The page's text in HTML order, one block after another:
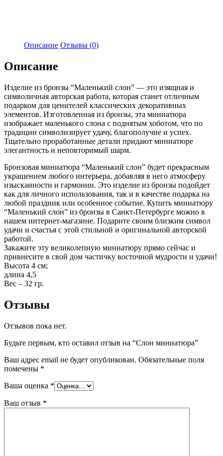
Описание Отзывы (0)
Описание
Изделие из бронзы “Маленький слон” — это изящная и
символичная авторская работа, которая станет отличным
подарком для ценителей классических декоративных
элементов. Изготовленная из бронзы, эта миниатюра
изображает маленького слона с поднятым хоботом, что по
традиции символизирует удачу, благополучие и успех.
Тщательно проработанные детали придают миниатюре
элегантность и неповторимый шарм.
Бронзовая миниатюра “Маленький слон” будет прекрасным
украшением любого интерьера, добавляя в него атмосферу
изысканности и гармонии. Это изделие из бронзы подойдет
как для личного использования, так и в качестве подарка на
любой праздник или особенное событие. Купить миниатюру
“Маленький слон” из бронзы в Санкт-Петербурге можно в
нашем интернет-магазине. Подарите своим близким символ
удачи и счастья с этой стильной и оригинальной авторской
работой.
Закажите эту великолепную миниатюру прямо сейчас и
привнесите в свой дом частичку восточной мудрости и удачи!
Высота 4 см;
длина 4,5
Вес – 32 гр.
Отзывы
Отзывов пока нет.
Будьте первым, кто оставил отзыв на “Слон миниатюра”
Ваш адрес email не будет опубликован. Обязательные поля
помечены *
Ваша оценка *
Ваш отзыв *